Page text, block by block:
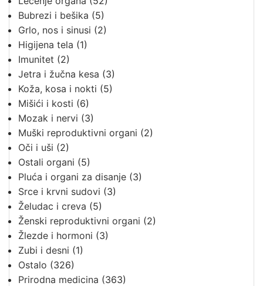
Bubrezi i bešika (5)
Grlo, nos i sinusi (2)
Higijena tela (1)
Imunitet (2)
Jetra i žučna kesa (3)
Koža, kosa i nokti (5)
Mišići i kosti (6)
Mozak i nervi (3)
Muški reproduktivni organi (2)
Oči i uši (2)
Ostali organi (5)
Pluća i organi za disanje (3)
Srce i krvni sudovi (3)
Želudac i creva (5)
Ženski reproduktivni organi (2)
Žlezde i hormoni (3)
Zubi i desni (1)
Ostalo (326)
Prirodna medicina (363)